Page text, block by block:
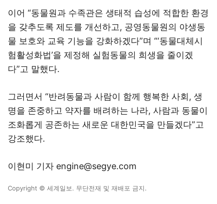
이어 “동물원과 수족관은 생태적 습성에 적합한 환경
을 갖추도록 제도를 개선하고, 공영동물원의 야생동
물 보호와 교육 기능을 강화하겠다”며 “‘동물대체시
험활성화법’을 제정해 실험동물의 희생을 줄이겠
다”고 말했다.
그러면서 “반려동물과 사람이 함께 행복한 사회, 생
명을 존중하고 약자를 배려하는 나라, 사람과 동물이
조화롭게 공존하는 새로운 대한민국을 만들겠다”고
강조했다.
이현미 기자 engine@segye.com
Copyright © 세계일보. 무단전재 및 재배포 금지.